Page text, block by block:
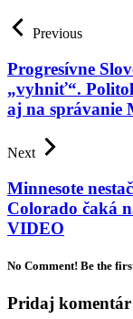
Previous
Progresívne
„vyhniť“.
aj na správanie
Next
Minnesote
Colorado čaká
VIDEO
No Comment! Be the
Pridaj komentár